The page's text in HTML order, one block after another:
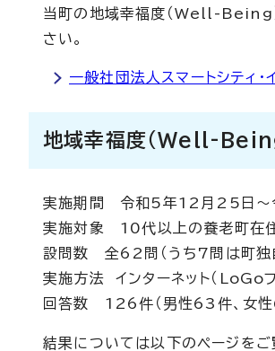
当町の地域幸福度（Well-Being）
さい。
一般社団法人スマートシティ・
地域幸福度（Well-Being
実施期間 令和5年12月25日～
実施対象 10代以上の養老町在
設問数 全62問（うち7問は町独
実施方法 インターネット（LoGo
回答数 126件（男性63件、女性
結果については以下のページをご